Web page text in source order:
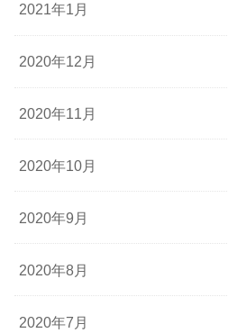
2021年1月
2020年12月
2020年11月
2020年10月
2020年9月
2020年8月
2020年7月